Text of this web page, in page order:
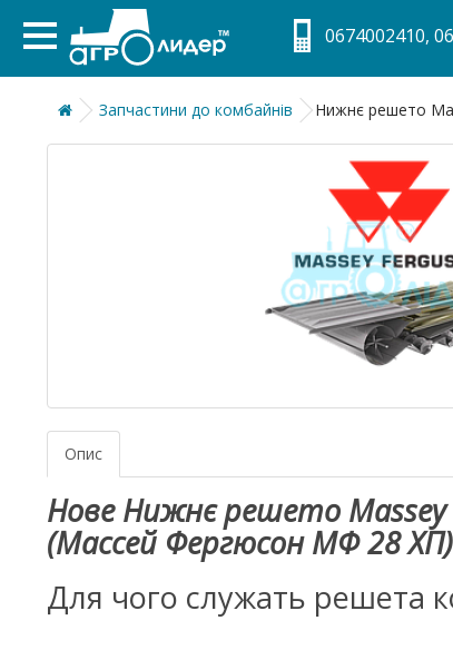
0674002410,
Запчастини до комбайнів Нижнє решето
Опис
Нове Нижнє решето Massey
(Массей Фергюсон МФ 28 ХП)
Для чого служать решета